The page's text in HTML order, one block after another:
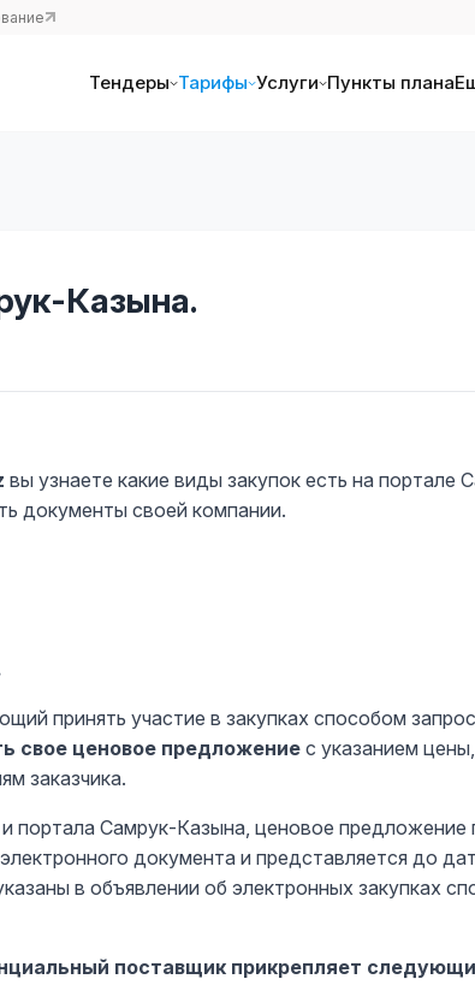
Тендеры Тарифы Услуги Пункты плана
Казына.
вы узнаете какие виды закупок есть на портале
документы своей компании.
принять участие в закупках способом
свое ценовое предложение с указанием
заказчика.
портала Самрук-Казына, ценовое предложение
документа и представляется до
в объявлении об электронных закупках
поставщик прикрепляет